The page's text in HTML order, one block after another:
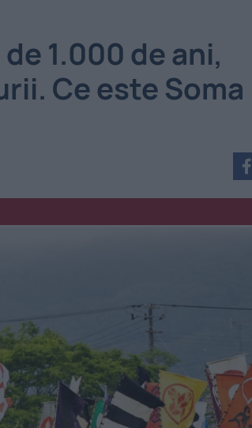
1.000 de ani,
Ce este Soma